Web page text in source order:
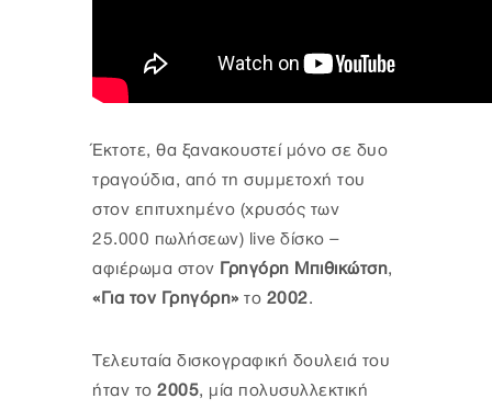
Έκτοτε, θα ξανακουστεί μόνο σε δυο
τραγούδια, από τη συμμετοχή του
στον επιτυχημένο (χρυσός των
25.000 πωλήσεων) live δίσκο –
αφιέρωμα στον Γρηγόρη Μπιθικώτση,
«Για τον Γρηγόρη» το 2002.
Τελευταία δισκογραφική δουλειά του
ήταν το 2005, μία πολυσυλλεκτική